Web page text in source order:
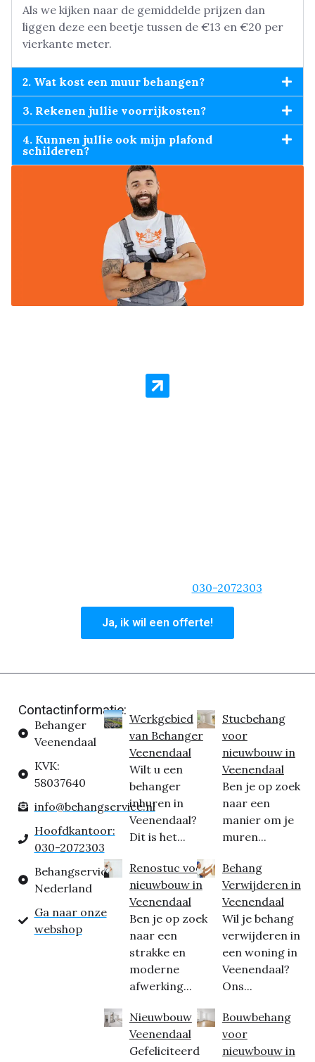
Als we kijken naar de gemiddelde prijzen dan
liggen deze een beetje tussen de €13 en €20 per
vierkante meter.
2. Wat kost een muur behangen?
3. Rekenen jullie voorrijkosten?
4. Kunnen jullie ook mijn plafond
schilderen?
030-2072303
Ja, ik wil een offerte!
Contactinformatie:
Behanger
Veenendaal
KVK:
58037640
info@behangservice.nl
Hoofdkantoor:
030-2072303
Behangservice
Nederland
Ga naar onze
webshop
Werkgebied
van Behanger
Veenendaal
Wilt u een
behanger
inhuren in
Veenendaal?
Dit is het...
Renostuc voor
nieuwbouw in
Veenendaal
Ben je op zoek
naar een
strakke en
moderne
afwerking...
Nieuwbouw
Veenendaal
Gefeliciteerd
Stucbehang
voor
nieuwbouw in
Veenendaal
Ben je op zoek
naar een
manier om je
muren...
Behang
Verwijderen in
Veenendaal
Wil je behang
verwijderen in
een woning in
Veenendaal?
Ons...
Bouwbehang
voor
nieuwbouw in